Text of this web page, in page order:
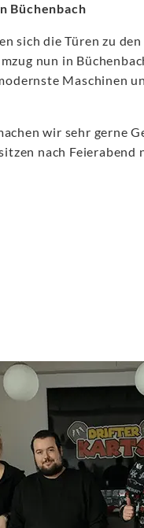
Büchenbach
sich die Türen zu
nun in
Maschinen
wir sehr gerne
nach Feierabend